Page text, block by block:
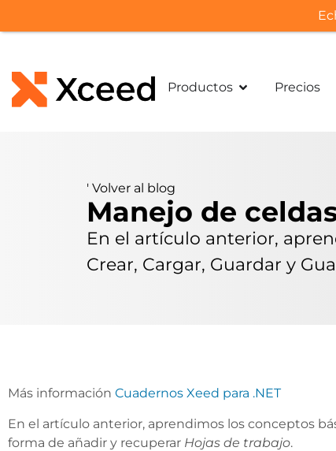
Productos Precios
' Volver al blog
Manejo de
En el artículo anterior,
Crear, Cargar, Guardar y
Más información Cuadernos Xeed para .NET
En el artículo anterior, aprendimos los conceptos
forma de añadir y recuperar Hojas de trabajo.